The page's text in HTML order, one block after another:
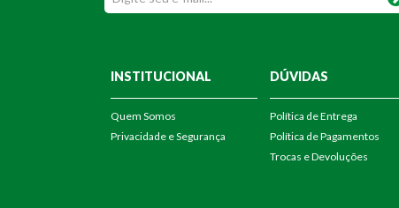
INSTITUCIONAL
Quem Somos
Privacidade e Segurança
DÚVIDAS
Política de Entrega
Política de Pagamentos
Trocas e Devoluções